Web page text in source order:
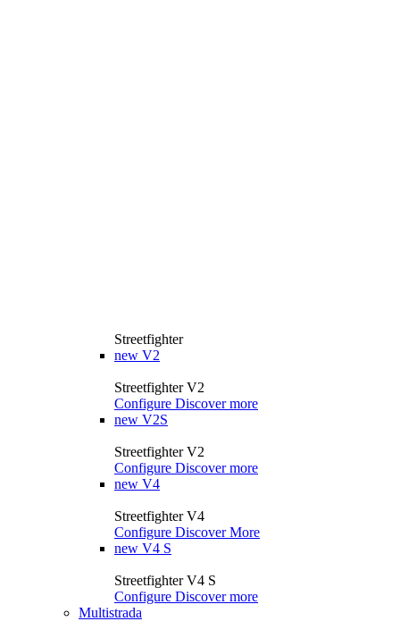
Streetfighter
new V2
Streetfighter V2
Configure Discover more
new V2S
Streetfighter V2
Configure Discover more
new V4
Streetfighter V4
Configure Discover More
new V4 S
Streetfighter V4 S
Configure Discover more
Multistrada